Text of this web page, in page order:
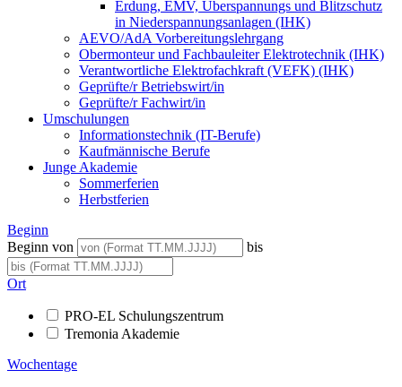
Erdung, EMV, Überspannungs und Blitzschutz
in Niederspannungsanlagen (IHK)
AEVO/AdA Vorbereitungslehrgang
Obermonteur und Fachbauleiter Elektrotechnik (IHK)
Verantwortliche Elektrofachkraft (VEFK) (IHK)
Geprüfte/r Betriebswirt/in
Geprüfte/r Fachwirt/in
Umschulungen
Informationstechnik (IT-Berufe)
Kaufmännische Berufe
Junge Akademie
Sommerferien
Herbstferien
Beginn
Beginn von
bis
Ort
PRO-EL Schulungszentrum
Tremonia Akademie
Wochentage